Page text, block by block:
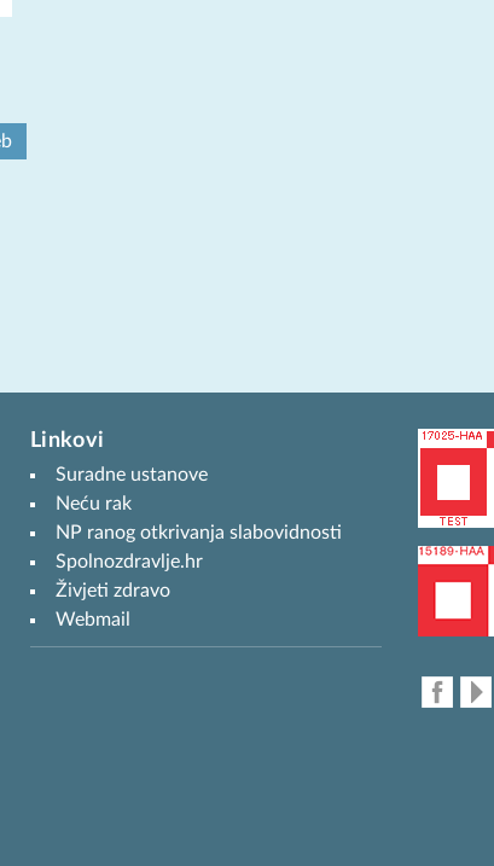
Linkovi
Suradne ustanove
Neću rak
NP ranog otkrivanja slabovidnosti
Spolnozdravlje.hr
Živjeti zdravo
Webmail